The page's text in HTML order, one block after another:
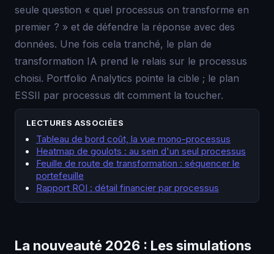
seule question « quel processus on transforme en
premier ? » et de défendre la réponse avec des
données. Une fois cela tranché, le plan de
transformation IA prend le relais sur le processus
choisi. Portfolio Analytics pointe la cible ; le plan
ESSII par processus dit comment la toucher.
LECTURES ASSOCIÉES
Tableau de bord coût, la vue mono-processus
Heatmap de goulots : au sein d'un seul processus
Feuille de route de transformation : séquencer le
portefeuille
Rapport ROI : détail financier par processus
La nouveauté 2026 : Les simulations